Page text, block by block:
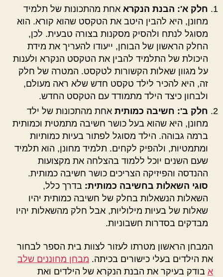
חלק א': הבנת הנקרא אחת מהתכונות של תלמיד
מחונן, היא להבין היטב את הטקסט שהוא קורא. הוא
מסוגל לנתח ולהסיק מסקנות בצורה טבעית. לכן,
החלק הראשון של הבוחן, ייעודו להעריך את מידת
היכולת של התלמיד להבין את הטקסט הנקרא ולענות
על מגוון שאלות הקשורות לטקסט. המטרה של חלק
זה, היא להכיר לילד טקסט חדש שלא ראה מעולם,
ולבחון כיצד הילד מתמודד עם הטקסט החדש.
חלק ב': חשיבה כמותית אחת מהתכונות של ילד
מחונן, היא שהוא בעל כושר חשיבה מתמטית וכמותית
ברמה גבוהה. הילד מסוגל לפתור בעיות כמותיות
ומתמטיות, ולהפיק לקחים. תלמיד מחונן, הוא תלמיד
שעם השנים יוכל ללמוד בהצלחה את מקצועות
ההנדסה והפיזיקה הצריכים כושר חשיבה כמותית.
סוגי השאלות בחשיבה כמותית: בדרך כלל,
השאלות הנשאלות בחלק של חשיבה כמותית יהיו
שאלות של בעיות מילוליות, אבל חלק מהשאלות יהיו
מבדקים בסדרות חשבוניות.
המבחן הראשון מטרתו לעזור לצוות בית הספר לבחור
את הילדים בעלי כישורים בכיתה. מבחן מחוננים שלב
א בודק בעיקר את הבנת הנקרא של הילדים ואת